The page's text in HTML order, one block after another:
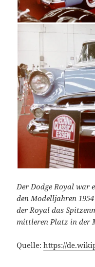
Der Dodge Royal war
den Modelljahren
der Royal das
mittleren Platz in der
Quelle:https://